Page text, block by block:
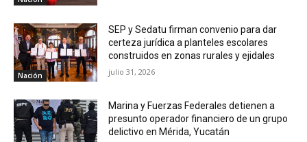
Nación
SEP y Sedatu firman convenio para dar
certeza jurídica a planteles escolares
construidos en zonas rurales y ejidales
julio 31, 2026
Marina y Fuerzas Federales detienen a
presunto operador financiero de un grupo
delictivo en Mérida, Yucatán